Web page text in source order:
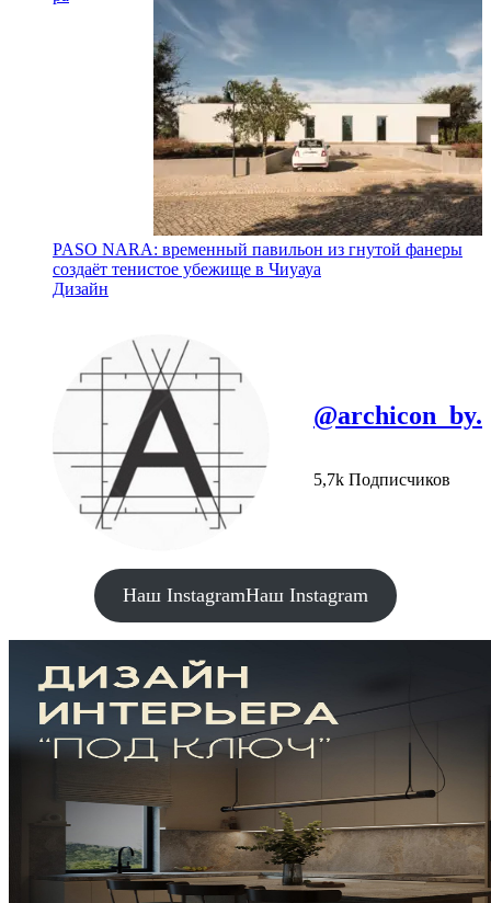
PASO NARA: временный павильон из гнутой фанеры
создаёт тенистое убежище в Чиуауа
Дизайн
@archicon_by.
5,7k Подписчиков
Наш InstagramНаш Instagram